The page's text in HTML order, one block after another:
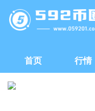
首页 行情